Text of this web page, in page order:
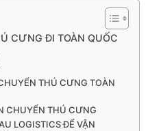
CƯNG ĐI TOÀN QUỐC
THÚ CƯNG TOÀN
CHUYỂN THÚ CƯNG
LOGISTICS ĐỂ VẬN